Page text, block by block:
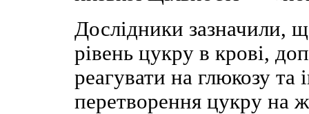
Дослідники зазначили,
рівень цукру в крові,
реагувати на глюкозу та
перетворення цукру на